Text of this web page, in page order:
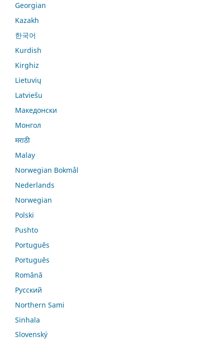
Georgian
Kazakh
한국어
Kurdish
Kirghiz
Lietuvių
Latviešu
Македонски
Монгол
मराठी
Malay
Norwegian Bokmål
Nederlands
Norwegian
Polski
Pushto
Português
Português
Română
Русский
Northern Sami
Sinhala
Slovenský